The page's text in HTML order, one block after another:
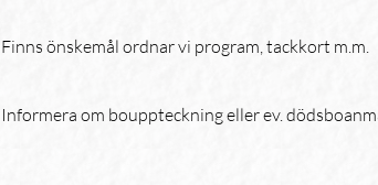
Finns önskemål ordnar vi program, tackkort m.m.
Informera om bouppteckning eller ev.